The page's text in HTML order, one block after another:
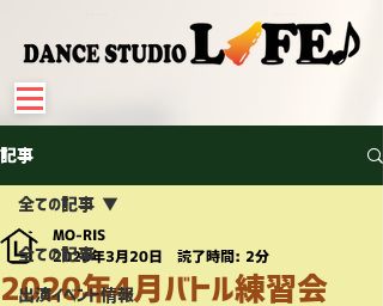
記事
全ての記事
出演イベント情報
全ての記事
2020年4月バトル練習会
MO-RIS
2020年3月20日
読了時間: 2分